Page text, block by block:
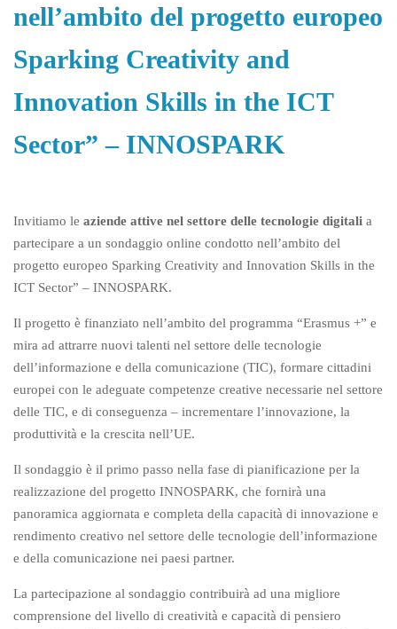
nell’ambito del progetto europeo
Sparking Creativity and
Innovation Skills in the ICT
Sector” – INNOSPARK
Invitiamo le aziende attive nel settore delle tecnologie digitali a
partecipare a un sondaggio online condotto nell’ambito del
progetto europeo Sparking Creativity and Innovation Skills in the
ICT Sector” – INNOSPARK.
Il progetto è finanziato nell’ambito del programma “Erasmus +” e
mira ad attrarre nuovi talenti nel settore delle tecnologie
dell’informazione e della comunicazione (TIC), formare cittadini
europei con le adeguate competenze creative necessarie nel settore
delle TIC, e di conseguenza – incrementare l’innovazione, la
produttività e la crescita nell’UE.
Il sondaggio è il primo passo nella fase di pianificazione per la
realizzazione del progetto INNOSPARK, che fornirà una
panoramica aggiornata e completa della capacità di innovazione e
rendimento creativo nel settore delle tecnologie dell’informazione
e della comunicazione nei paesi partner.
La partecipazione al sondaggio contribuirà ad una migliore
comprensione del livello di creatività e capacità di pensiero